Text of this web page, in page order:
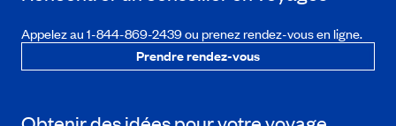
Appelez au 1-844-869-2439 ou prenez rendez-vous en ligne.
Prendre rendez-vous